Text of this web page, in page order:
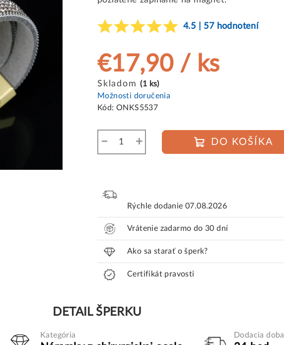
4.5 | 57 hodnotení
€17,90 / ks
Jednotková
cena:
Skladom(1 ks)
Možnosti doručenia
Kód: ONKS5537
+
− DO KOŠÍKA
Rýchle dodanie 07.08.2026
Vrátenie zadarmo do 30 dní
Ako sa starať o šperk?
Certifikát pravosti
DETAIL ŠPERKU
Kategória Dodacia doba